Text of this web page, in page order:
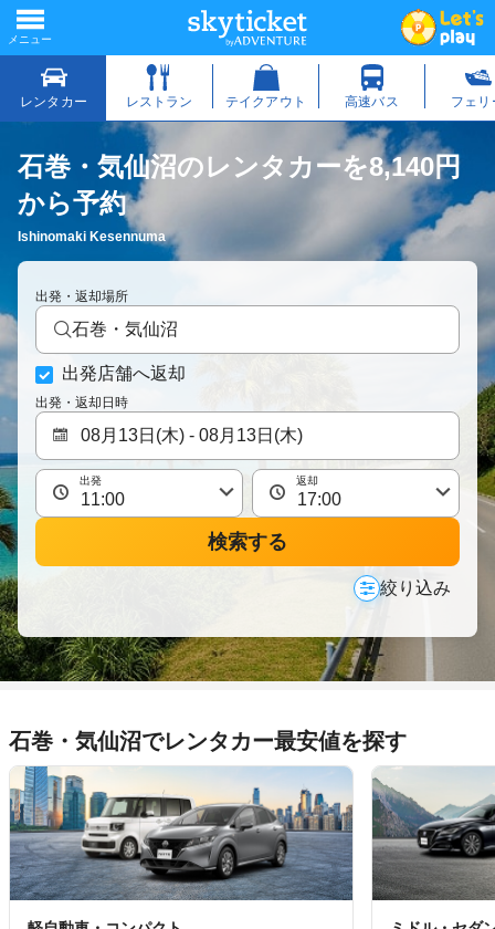
石巻・気仙沼のレンタカーを8,140円
から予約
Ishinomaki Kesennuma
出発・返却場所
石巻・気仙沼
出発店舗へ返却
出発・返却日時
出発 返却
検索する
絞り込み
石巻・気仙沼でレンタカー最安値を探す